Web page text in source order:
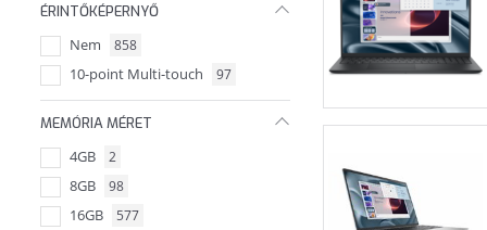
16.1" 5
17.3" 13
18.0" 25
14.2" 2
ÉRINTŐKÉPERNYŐ
Nem 858
10-point Multi-touch 97
MEMÓRIA MÉRET
4GB 2
8GB 98
16GB 577